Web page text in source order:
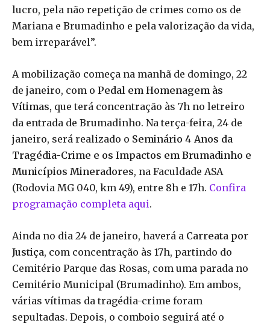
lucro, pela não repetição de crimes como os de
Mariana e Brumadinho e pela valorização da vida,
bem irreparável”.
A mobilização começa na manhã de domingo, 22
de janeiro, com o Pedal em Homenagem às
Vítimas, que terá concentração às 7h no letreiro
da entrada de Brumadinho. Na terça-feira, 24 de
janeiro, será realizado o Seminário 4 Anos da
Tragédia-Crime e os Impactos em Brumadinho e
Municípios Mineradores, na Faculdade ASA
(Rodovia MG 040, km 49), entre 8h e 17h. Confira
programação completa aqui.
Ainda no dia 24 de janeiro, haverá a Carreata por
Justiça, com concentração às 17h, partindo do
Cemitério Parque das Rosas, com uma parada no
Cemitério Municipal (Brumadinho). Em ambos,
várias vítimas da tragédia-crime foram
sepultadas. Depois, o comboio seguirá até o